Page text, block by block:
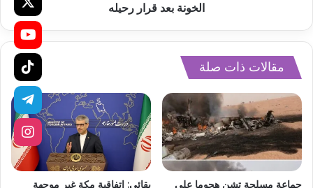
الخونة بعد قرار رحيله
مقالات ذات صلة
جماعة مسلحة تشن هجوما على
بقائي: اتفاقية مكة غير موجهة